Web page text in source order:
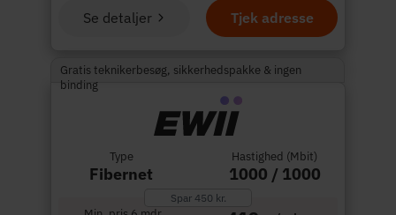
Tjek adresse
Se detaljer
Gratis teknikerbesøg, sikkerhedspakke & ingen
binding
Type
Fibernet
Hastighed (Mbit)
1000 / 1000
Spar 450 kr.